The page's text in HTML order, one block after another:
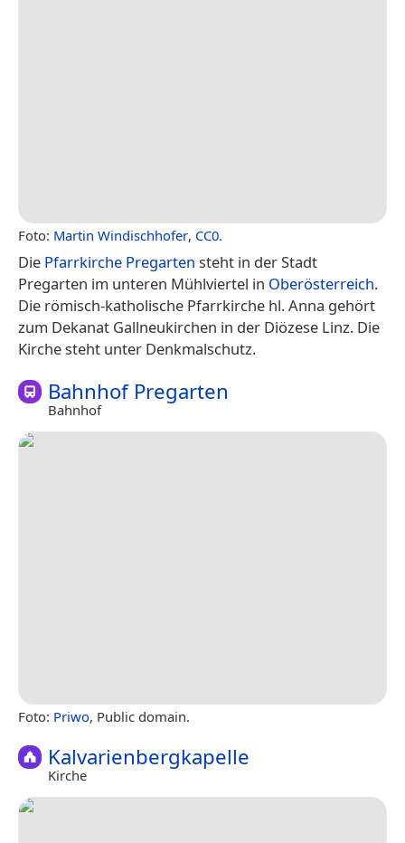
Foto: Martin Windischhofer, CC0.
Die Pfarrkirche Pregarten steht in der Stadt
Pregarten im unteren Mühlviertel in Oberösterreich.
Die römisch-katholische Pfarrkirche hl. Anna gehört
zum Dekanat Gallneukirchen in der Diözese Linz. Die
Kirche steht unter Denkmalschutz.
Bahnhof Pregarten
Bahnhof
Foto: Priwo, Public domain.
Kalvarienbergkapelle
Kirche